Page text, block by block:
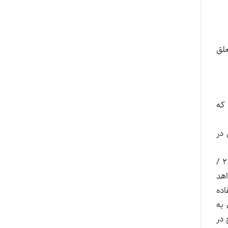
که
مسکن در
[پاورقی] ۱- به موجب مصوبه مجمع تشخیص مصلحت نظام مورخ ۲ /۱۰ /۱۳۹۱ که مقرر می‌دارد: «قوانینی که از سال ۱۳۸۶ تا ۲ /
اسلامی ایران مصوب ۲۵ / ۱۰ / ۱۳۸۹ چون به
مندرج در